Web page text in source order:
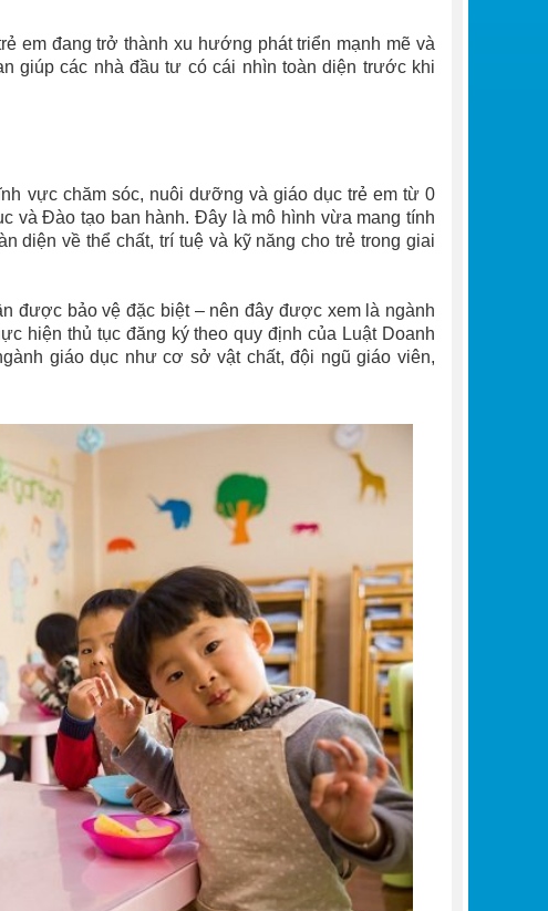
em đang trở thành xu hướng phát triển mạnh mẽ và
giúp các nhà đầu tư có cái nhìn toàn diện trước khi
vực chăm sóc, nuôi dưỡng và giáo dục trẻ em từ 0
và Đào tạo ban hành. Đây là mô hình vừa mang tính
diện về thể chất, trí tuệ và kỹ năng cho trẻ trong giai
được bảo vệ đặc biệt – nên đây được xem là ngành
hiện thủ tục đăng ký theo quy định của Luật Doanh
giáo dục như cơ sở vật chất, đội ngũ giáo viên,